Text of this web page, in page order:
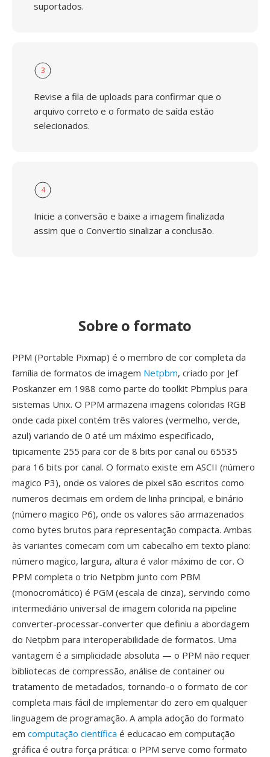
suportados.
3
Revise a fila de uploads para confirmar que o
arquivo correto e o formato de saída estão
selecionados.
4
Inicie a conversão e baixe a imagem finalizada
assim que o Convertio sinalizar a conclusão.
Sobre o formato
PPM (Portable Pixmap) é o membro de cor completa da
família de formatos de imagem Netpbm, criado por Jef
Poskanzer em 1988 como parte do toolkit Pbmplus para
sistemas Unix. O PPM armazena imagens coloridas RGB
onde cada pixel contém três valores (vermelho, verde,
azul) variando de 0 até um máximo especificado,
tipicamente 255 para cor de 8 bits por canal ou 65535
para 16 bits por canal. O formato existe em ASCII (número
magico P3), onde os valores de pixel são escritos como
numeros decimais em ordem de linha principal, e binário
(número magico P6), onde os valores são armazenados
como bytes brutos para representação compacta. Ambas
às variantes comecam com um cabecalho em texto plano:
número magico, largura, altura é valor máximo de cor. O
PPM completa o trio Netpbm junto com PBM
(monocromático) é PGM (escala de cinza), servindo como
intermediário universal de imagem colorida na pipeline
converter-processar-converter que definiu a abordagem
do Netpbm para interoperabilidade de formatos. Uma
vantagem é a simplicidade absoluta — o PPM não requer
bibliotecas de compressão, análise de container ou
tratamento de metadados, tornando-o o formato de cor
completa mais fácil de implementar do zero em qualquer
linguagem de programação. A ampla adoção do formato
em computação científica é educacao em computação
gráfica é outra força prática: o PPM serve como formato